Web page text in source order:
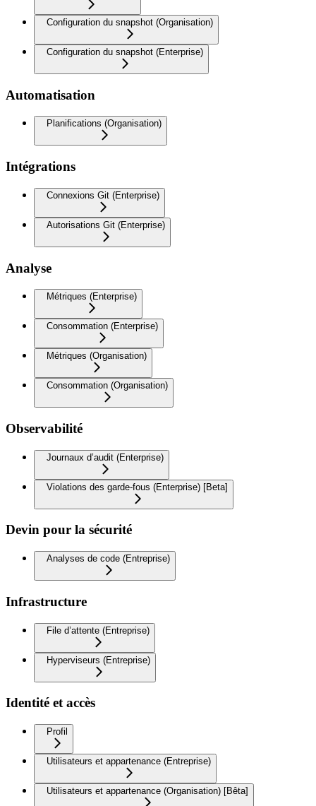
Configuration du snapshot (Organisation)
Configuration du snapshot (Enterprise)
Automatisation
Planifications (Organisation)
Intégrations
Connexions Git (Enterprise)
Autorisations Git (Enterprise)
Analyse
Métriques (Enterprise)
Consommation (Enterprise)
Métriques (Organisation)
Consommation (Organisation)
Observabilité
Journaux d’audit (Enterprise)
Violations des garde-fous (Enterprise) [Beta]
Devin pour la sécurité
Analyses de code (Entreprise)
Infrastructure
File d’attente (Entreprise)
Hyperviseurs (Entreprise)
Identité et accès
Profil
Utilisateurs et appartenance (Entreprise)
Utilisateurs et appartenance (Organisation) [Bêta]